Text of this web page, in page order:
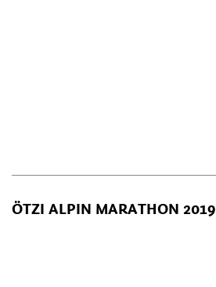
ÖTZI ALPIN MARATHON 2019